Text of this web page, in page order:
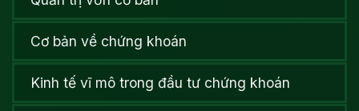
Cơ bản về chứng khoán
Kinh tế vĩ mô trong đầu tư chứng khoán